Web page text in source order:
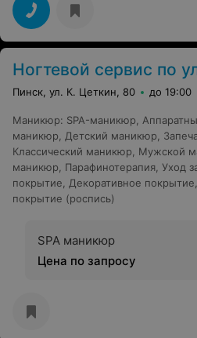
Ногтевой сервис по
Пинск, ул. К. Цеткин, 80 до 19:00
Маникюр: SPA-маникюр,
маникюр, Детский маникюр,
Классический маникюр, Мужской
маникюр, Парафинотерапия, Уход
покрытие, Декоративное покрытие,
покрытие (роспись)
SPA маникюр
Цена по запросу